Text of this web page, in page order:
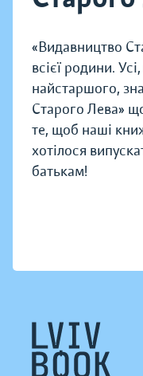
«Видавництво
всієї родини.
найстаршого,
Старого Лева»
те, щоб наші
хотілося
батькам!